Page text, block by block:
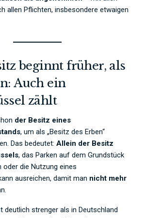
allen Pflichten, insbesondere etwaigen
beginnt früher, als
Auch ein
zählt
der Besitz eines
, um als „Besitz des Erben“
Das bedeutet:Allein der Besitz
, das Parken auf dem Grundstück
oder die Nutzung eines
ausreichen, damit man nicht mehr
deutlich strenger als in Deutschland